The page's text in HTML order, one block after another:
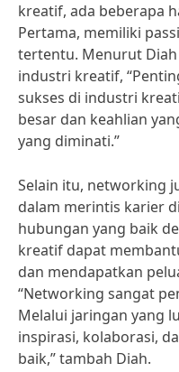
kreatif, ada beberapa
Pertama, memiliki
tertentu. Menurut
industri kreatif,
sukses di industri
besar dan keahlian
yang diminati.”
Selain itu, networking
dalam merintis karier
hubungan yang baik
kreatif dapat
dan mendapatkan
“Networking sangat
Melalui jaringan yang
inspirasi, kolaborasi,
baik,” tambah Diah.